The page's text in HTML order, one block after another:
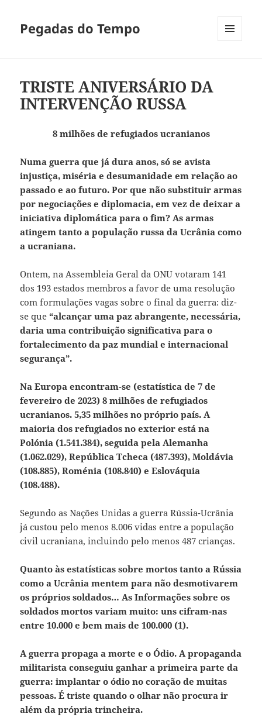
Pegadas do Tempo
TRISTE ANIVERSÁRIO DA
INTERVENÇÃO RUSSA
8 milhões de refugiados ucranianos
Numa guerra que já dura anos, só se avista
injustiça, miséria e desumanidade em relação ao
passado e ao futuro. Por que não substituir armas
por negociações e diplomacia, em vez de deixar a
iniciativa diplomática para o fim? As armas
atingem tanto a população russa da Ucrânia como
a ucraniana.
Ontem, na Assembleia Geral da ONU votaram 141
dos 193 estados membros a favor de uma resolução
com formulações vagas sobre o final da guerra: diz-
se que “alcançar uma paz abrangente, necessária,
daria uma contribuição significativa para o
fortalecimento da paz mundial e internacional
segurança”.
Na Europa encontram-se (estatística de 7 de
fevereiro de 2023) 8 milhões de refugiados
ucranianos. 5,35 milhões no próprio país. A
maioria dos refugiados no exterior está na
Polónia (1.541.384), seguida pela Alemanha
(1.062.029), República Tcheca (487.393), Moldávia
(108.885), Roménia (108.840) e Eslováquia
(108.488).
Segundo as Nações Unidas a guerra Rússia-Ucrânia
já custou pelo menos 8.006 vidas entre a população
civil ucraniana, incluindo pelo menos 487 crianças.
Quanto às estatísticas sobre mortos tanto a Rússia
como a Ucrânia mentem para não desmotivarem
os próprios soldados… As Informações sobre os
soldados mortos variam muito: uns cifram-nas
entre 10.000 e bem mais de 100.000 (1).
A guerra propaga a morte e o Ódio. A propaganda
militarista conseguiu ganhar a primeira parte da
guerra: implantar o ódio no coração de muitas
pessoas. É triste quando o olhar não procura ir
além da própria trincheira.